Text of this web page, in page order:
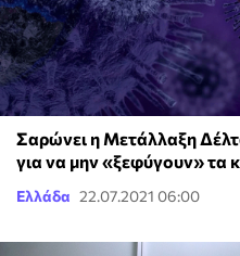
Σαρώνει η Μετάλλαξη
για να μην «ξεφύγουν» τα
Ελλάδα 22.07.2021 06:00